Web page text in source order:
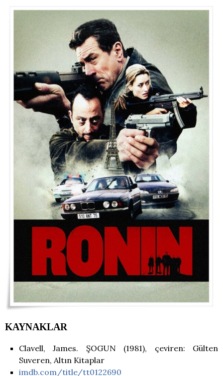
KAYNAKLAR
Clavell, James. ŞOGUN (1981), çeviren: Gülten
Suveren, Altın Kitaplar
imdb.com/title/tt0122690